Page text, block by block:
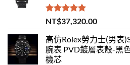
評分5.00
滿分 5
NT$37,320.00
高仿Rolex勞力士(男表
腕表 PVD鍍層表殼-黑
機芯